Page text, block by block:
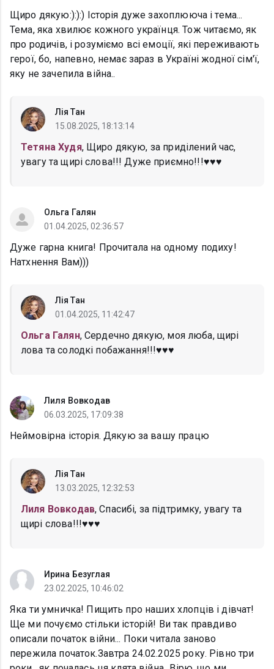
Щиро дякую:):):) Історія дуже захоплююча і тема...
Тема, яка хвилює кожного українця. Тож читаємо, як
про родичів, і розуміємо всі емоції, які переживають
герої, бо, напевно, немає зараз в Україні жодної сім'ї,
яку не зачепила війна..
Лія Тан
15.08.2025, 18:13:14
Тетяна Худя, Щиро дякую, за приділений час,
увагу та щирі слова!!! Дуже приємно!!!♥️♥️♥️
Ольга Галян
01.04.2025, 02:36:57
Дуже гарна книга! Прочитала на одному подиху!
Натхнення Вам)))
Лія Тан
01.04.2025, 11:42:47
Ольга Галян, Сердечно дякую, моя люба, щирі
лова та солодкі побажання!!!♥️♥️♥️
Лиля Вовкодав
06.03.2025, 17:09:38
Неймовірна історія. Дякую за вашу працю
Лія Тан
13.03.2025, 12:32:53
Лиля Вовкодав, Спасибі, за підтримку, увагу та
щирі слова!!!♥️♥️♥️
Ирина Безуглая
23.02.2025, 10:46:02
Яка ти умничка! Пищить про наших хлопців і дівчат!
Ще ми почуємо стільки історій! Ви так правдиво
описали початок війни... Поки читала заново
пережила початок.Завтра 24.02.2025 року. Рівно три